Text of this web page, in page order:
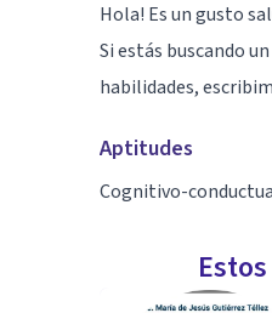
Hola! Es un gusto
Si estás buscando
habilidades,
Aptitudes
Cognitivo-